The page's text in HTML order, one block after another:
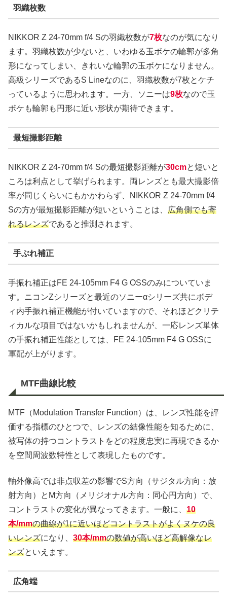
羽織枚数
NIKKOR Z 24-70mm f/4 Sの羽織枚数が7枚なのが気になり
ます。羽織枚数が少ないと、いわゆる玉ボケの輪郭が多角
形になってしまい、きれいな輪郭の玉ボケになりません。
高級シリーズであるS Lineなのに、羽織枚数が7枚とケチ
っているように思われます。一方、ソニーは9枚なので玉
ボケも輪郭も円形に近い形状が期待できます。
最短撮影距離
NIKKOR Z 24-70mm f/4 Sの最短撮影距離が30cmと短いと
ころは利点として挙げられます。両レンズとも最大撮影倍
率が同じくらいにもかかわらず、NIKKOR Z 24-70mm f/4
Sの方が最短撮影距離が短いということは、 広角側でも寄
れるレンズであると推測されます。
手ぶれ補正
手振れ補正はFE 24-105mm F4 G OSSのみについていま
す。ニコンZシリーズと最近のソニーαシリーズ共にボデ
ィ内手振れ補正機能が付いていますので、それほどクリテ
ィカルな項目ではないかもしれませんが、一応レンズ単体
の手振れ補正性能としては、FE 24-105mm F4 G OSSに
軍配が上がります。
MTF曲線比較
MTF（Modulation Transfer Function）は、レンズ性能を評
価する指標のひとつで、レンズの結像性能を知るために、
被写体の持つコントラストをどの程度忠実に再現できるか
を空間周波数特性として表現したものです。
軸外像高では非点収差の影響でS方向（サジタル方向：放
射方向）とM方向（メリジオナル方向：同心円方向）で、
コントラストの変化が異なってきます。一般に、 10
本/mmの曲線が1に近いほどコントラストがよくヌケの良
いレンズになり、 30本/mmの数値が高いほど高解像なレ
ンズといえます。
広角端